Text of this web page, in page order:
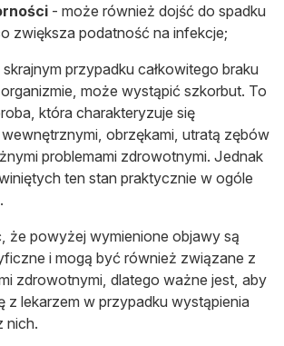
- może również dojść do spadku
zwiększa podatność na infekcje;
przypadku całkowitego braku
może wystąpić szkorbut. To
która charakteryzuje się
obrzękami, utratą zębów
problemami zdrowotnymi. Jednak
ten stan praktycznie w ogóle
że powyżej wymienione objawy są
i mogą być również związane z
zdrowotnymi, dlatego ważne jest, aby
z lekarzem w przypadku wystąpienia
nich.